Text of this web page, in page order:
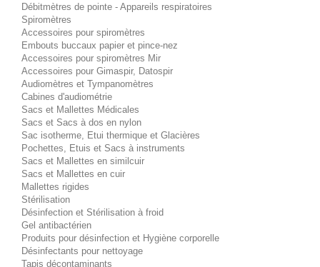
Débitmètres de pointe - Appareils respiratoires
Spiromètres
Accessoires pour spiromètres
Embouts buccaux papier et pince-nez
Accessoires pour spiromètres Mir
Accessoires pour Gimaspir, Datospir
Audiomètres et Tympanomètres
Cabines d'audiométrie
Sacs et Mallettes Médicales
Sacs et Sacs à dos en nylon
Sac isotherme, Etui thermique et Glacières
Pochettes, Etuis et Sacs à instruments
Sacs et Mallettes en similcuir
Sacs et Mallettes en cuir
Mallettes rigides
Stérilisation
Désinfection et Stérilisation à froid
Gel antibactérien
Produits pour désinfection et Hygiène corporelle
Désinfectants pour nettoyage
Tapis décontaminants